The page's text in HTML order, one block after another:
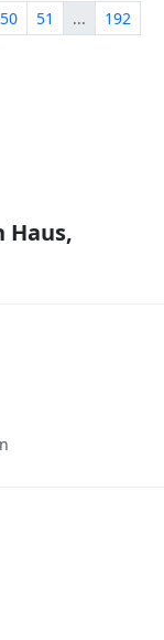
50 51 ...
192
Haus,